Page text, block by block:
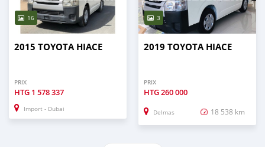
16
2015 TOYOTA HIACE
PRIX
HTG 1 578 337
Import - Dubai
3
2019 TOYOTA HIACE
PRIX
HTG260 000
Delmas 18 538 km